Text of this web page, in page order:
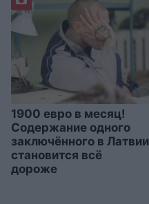
1900 евро в месяц!
Содержание одного
заключённого в Латвии
становится всё
дороже